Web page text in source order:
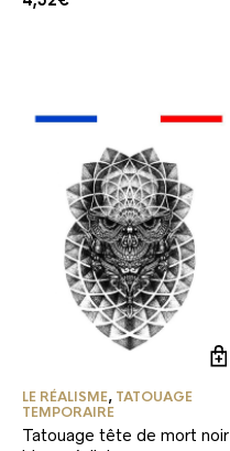
LE RÉALISME, TATOUAGE
TEMPORAIRE
Tatouage tête de mort noir